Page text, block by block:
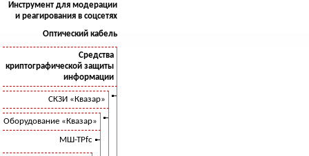
Инструмент для модерации
и реагирования в соцсетях
Оптический кабель
Средства
криптографической защиты
информации
СКЗИ «Квазар»
Оборудование «Квазар»
МШ-ТРfc